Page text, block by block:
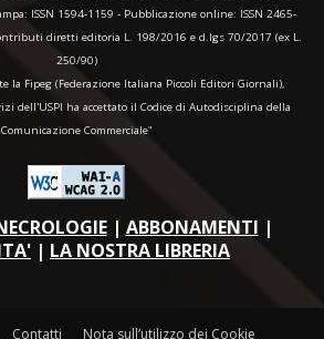
ISSN 1594-1159 - Pubblicazione online: ISSN 2465-
diretti editoria L. 198/2016 e d.lgs 70/2017 (ex L.
250/90)
la Fipeg (Federazione Italiana Piccoli Editori Giornali),
dell'USPI ha accettato il Codice di Autodisciplina della
Comunicazione Commerciale"
| ABBONAMENTI |
| LA NOSTRA LIBRERIA
Contatti Nota sull’utilizzo dei Cookie